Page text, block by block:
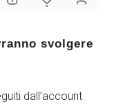
svolgere
dall’account